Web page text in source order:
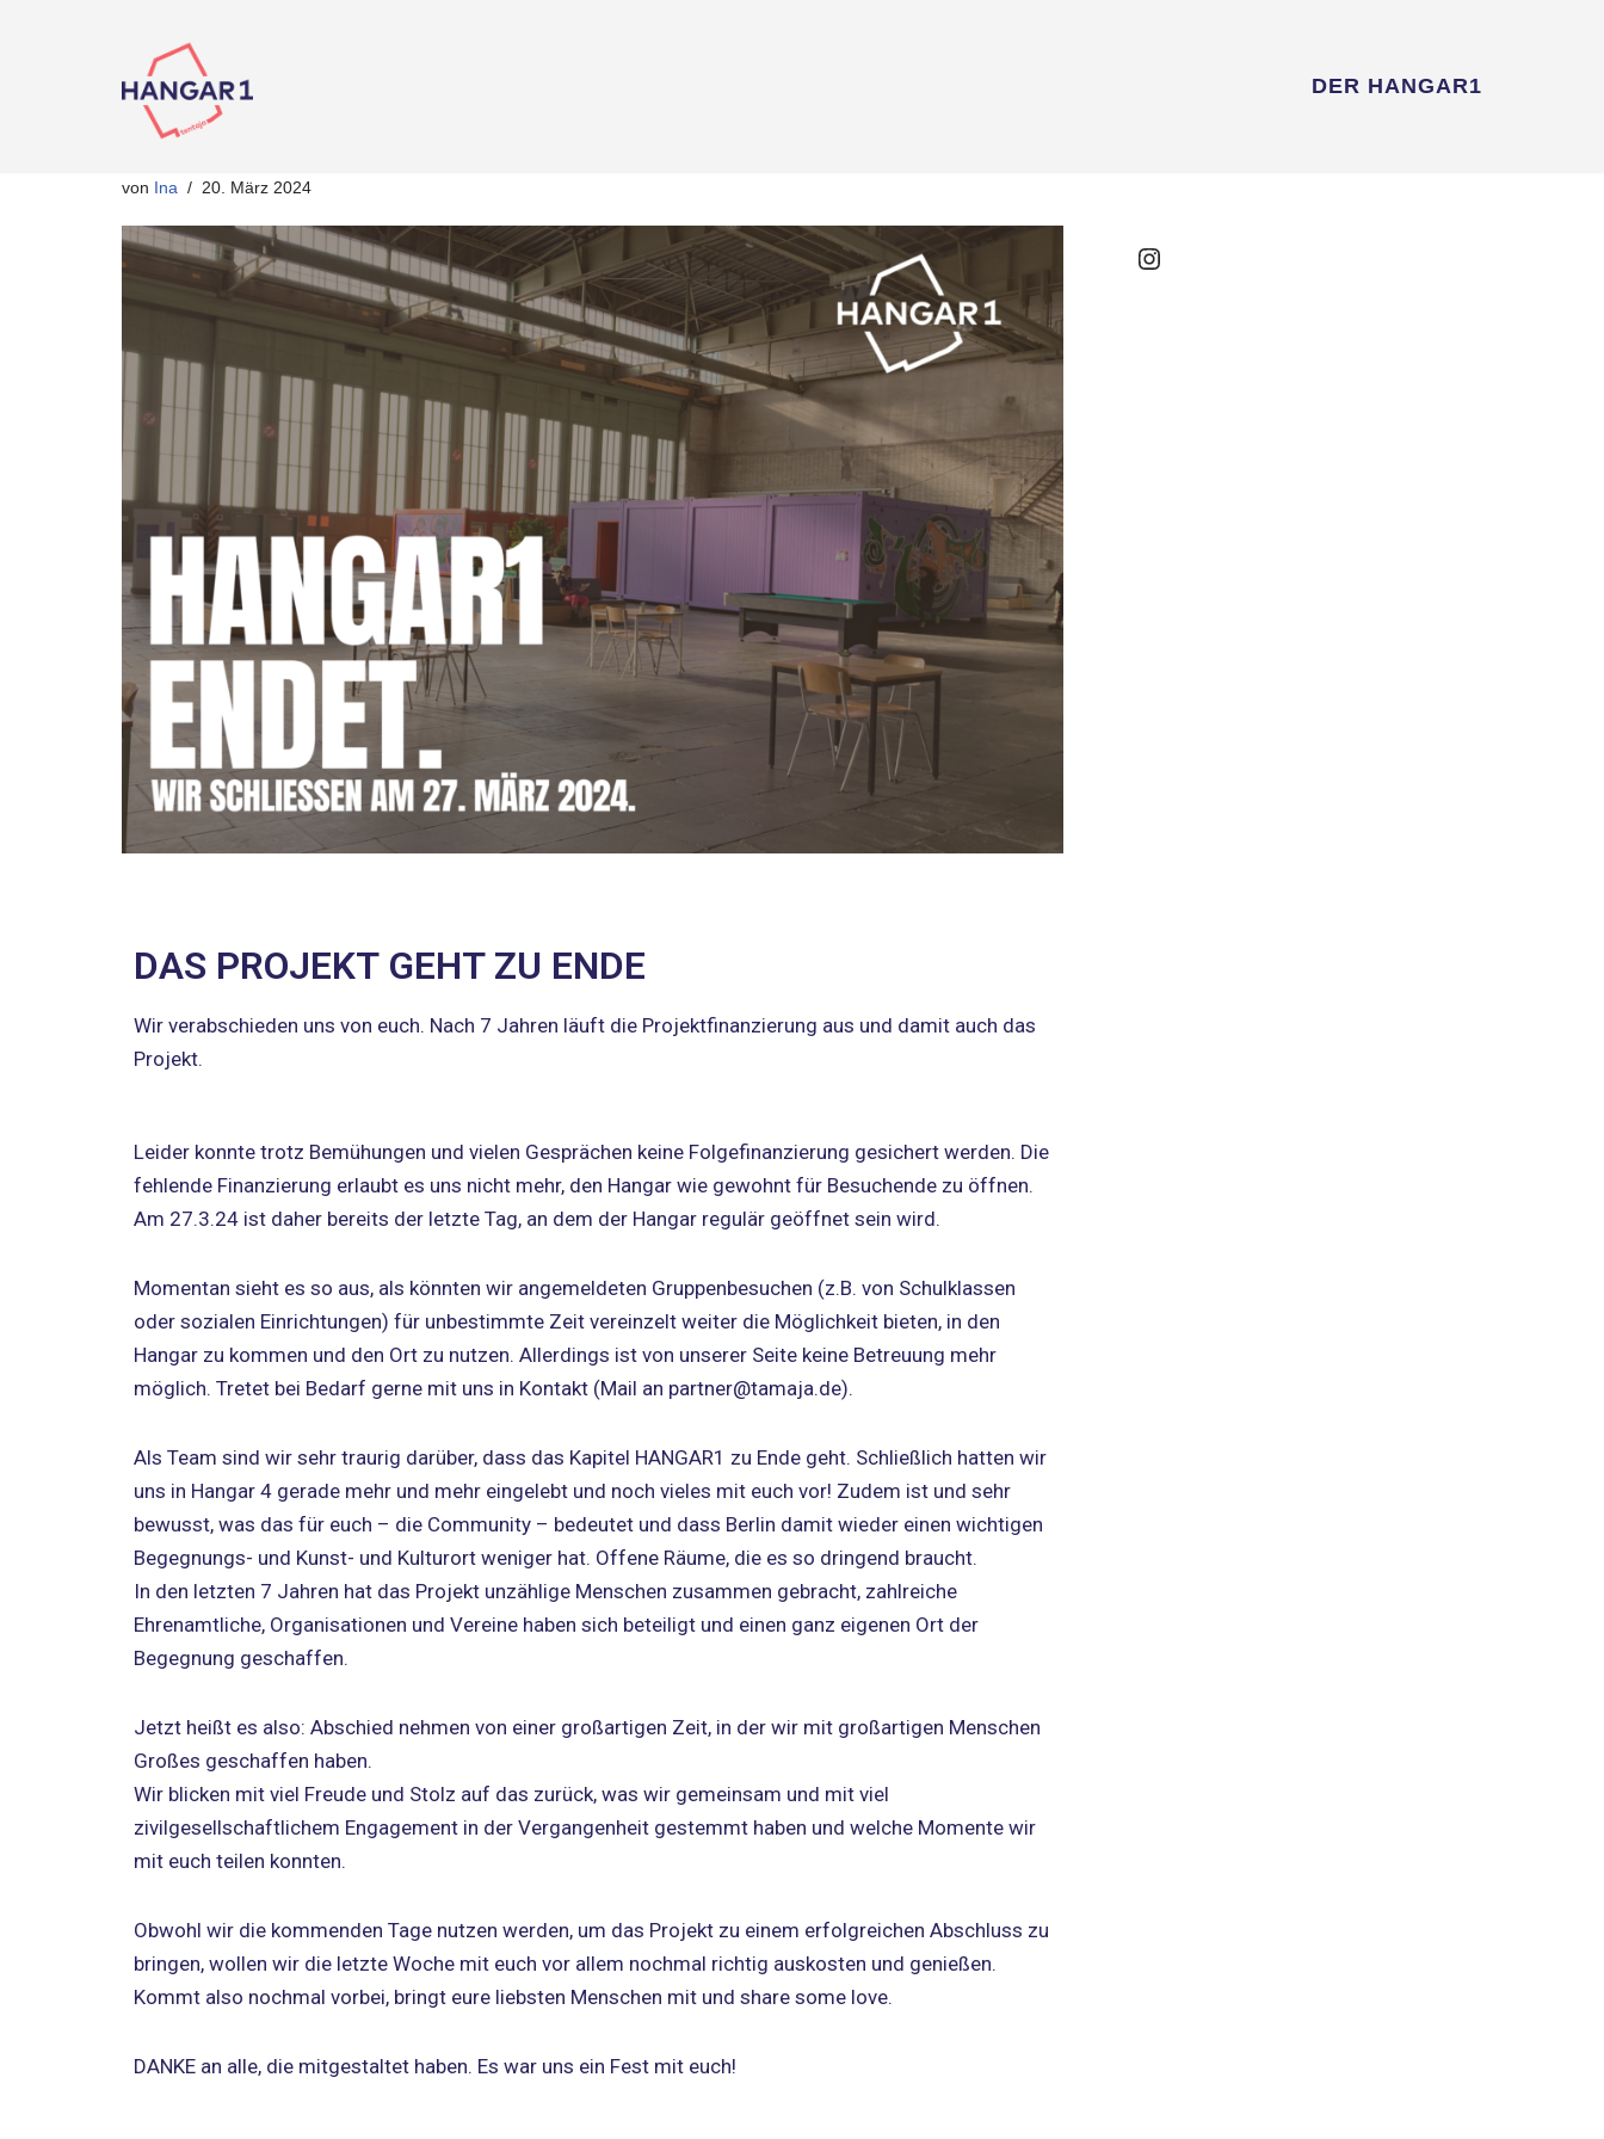
DER HANGAR1
von Ina 20. März 2024
DAS PROJEKT GEHT ZU ENDE
Wir verabschieden uns von euch. Nach 7 Jahren läuft die Projektfinanzierung aus und damit auch das
Projekt.
Leider konnte trotz Bemühungen und vielen Gesprächen keine Folgefinanzierung gesichert werden. Die
fehlende Finanzierung erlaubt es uns nicht mehr, den Hangar wie gewohnt für Besuchende zu öffnen.
Am 27.3.24 ist daher bereits der letzte Tag, an dem der Hangar regulär geöffnet sein wird.
Momentan sieht es so aus, als könnten wir angemeldeten Gruppenbesuchen (z.B. von Schulklassen
oder sozialen Einrichtungen) für unbestimmte Zeit vereinzelt weiter die Möglichkeit bieten, in den
Hangar zu kommen und den Ort zu nutzen. Allerdings ist von unserer Seite keine Betreuung mehr
möglich. Tretet bei Bedarf gerne mit uns in Kontakt (Mail an partner@tamaja.de).
Als Team sind wir sehr traurig darüber, dass das Kapitel HANGAR1 zu Ende geht. Schließlich hatten wir
uns in Hangar 4 gerade mehr und mehr eingelebt und noch vieles mit euch vor! Zudem ist und sehr
bewusst, was das für euch – die Community – bedeutet und dass Berlin damit wieder einen wichtigen
Begegnungs- und Kunst- und Kulturort weniger hat. Offene Räume, die es so dringend braucht.
In den letzten 7 Jahren hat das Projekt unzählige Menschen zusammen gebracht, zahlreiche
Ehrenamtliche, Organisationen und Vereine haben sich beteiligt und einen ganz eigenen Ort der
Begegnung geschaffen.
Jetzt heißt es also: Abschied nehmen von einer großartigen Zeit, in der wir mit großartigen Menschen
Großes geschaffen haben.
Wir blicken mit viel Freude und Stolz auf das zurück, was wir gemeinsam und mit viel
zivilgesellschaftlichem Engagement in der Vergangenheit gestemmt haben und welche Momente wir
mit euch teilen konnten.
Obwohl wir die kommenden Tage nutzen werden, um das Projekt zu einem erfolgreichen Abschluss zu
bringen, wollen wir die letzte Woche mit euch vor allem nochmal richtig auskosten und genießen.
Kommt also nochmal vorbei, bringt eure liebsten Menschen mit und share some love.
DANKE an alle, die mitgestaltet haben. Es war uns ein Fest mit euch!